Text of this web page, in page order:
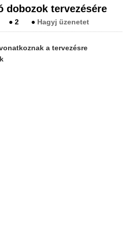
dobozok tervezésére
● 2 ● Hagyj üzenetet
a tervezésre